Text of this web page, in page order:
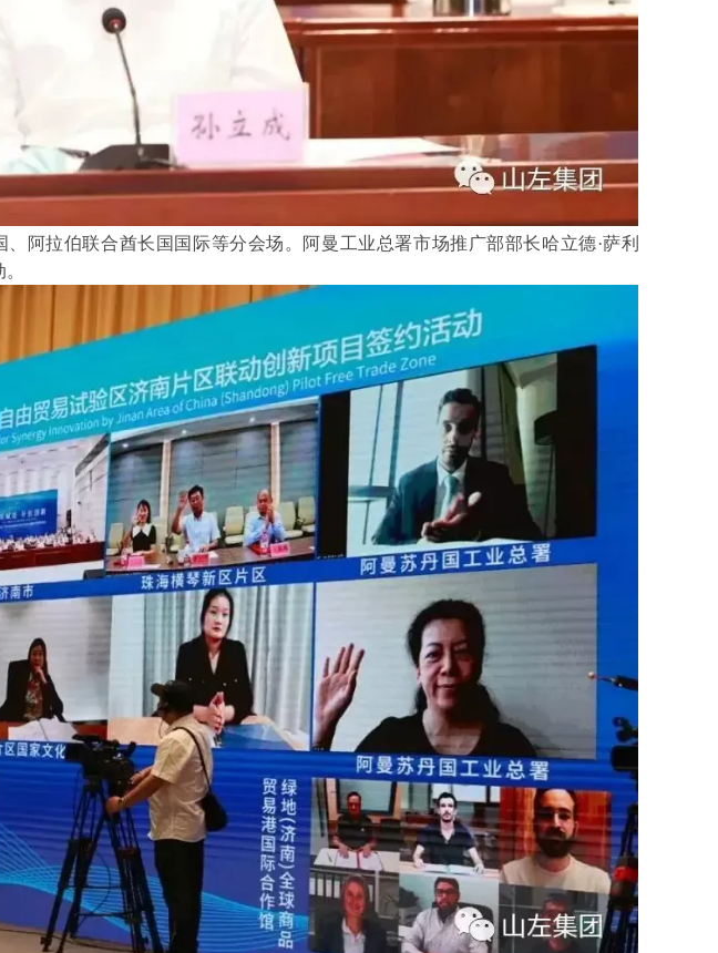
阿拉伯联合酋长国国际等分会场。阿曼工业总署市场推广部部长哈立德·萨利